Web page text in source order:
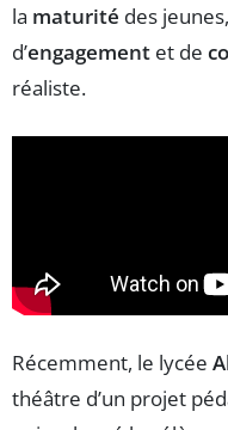
la maturité des
d’engagement et de
réaliste.
Récemment, le lycée
théâtre d’un projet